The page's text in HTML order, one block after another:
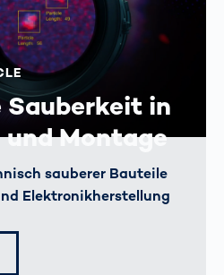
Sauberkeit in
Montage
sauberer Bauteile
Elektronikherstellung